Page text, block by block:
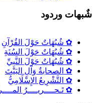
وردود
✿ شُبُهَاتٌ حَوْلَ القُرْآنِ
✿ شُبُهَاتٌ حَوْلَ السُنَةِ
✿ شُبُهَاتٌ حَوْلَ النَّبِيِّ
✿ الصحابةُ وَآلِ البَيْتَ
✿ التَّشْرِيعُ الإِسْلَامِيُّ
✿ تَـحــــريــــرُ المــــرأَةِ